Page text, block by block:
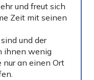
und freut sich
Zeit mit seinen
und der
ihnen wenig
nur an einen Ort